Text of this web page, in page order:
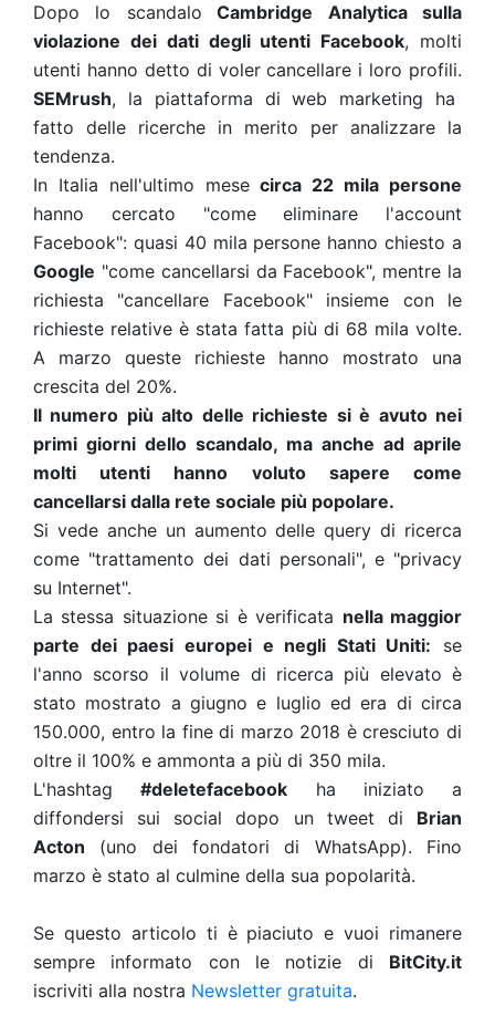
Dopo lo scandalo Cambridge Analytica sulla
violazione dei dati degli utenti Facebook, molti
utenti hanno detto di voler cancellare i loro profili.
SEMrush, la piattaforma di web marketing ha
fatto delle ricerche in merito per analizzare la
tendenza.
In Italia nell'ultimo mese circa 22 mila persone
hanno cercato "come eliminare l'account
Facebook": quasi 40 mila persone hanno chiesto a
Google "come cancellarsi da Facebook", mentre la
richiesta "cancellare Facebook" insieme con le
richieste relative è stata fatta più di 68 mila volte.
A marzo queste richieste hanno mostrato una
crescita del 20%.
Il numero più alto delle richieste si è avuto nei
primi giorni dello scandalo, ma anche ad aprile
molti utenti hanno voluto sapere come
cancellarsi dalla rete sociale più popolare.
Si vede anche un aumento delle query di ricerca
come "trattamento dei dati personali", e "privacy
su Internet".
La stessa situazione si è verificata nella maggior
parte dei paesi europei e negli Stati Uniti: se
l'anno scorso il volume di ricerca più elevato è
stato mostrato a giugno e luglio ed era di circa
150.000, entro la fine di marzo 2018 è cresciuto di
oltre il 100% e ammonta a più di 350 mila.
L'hashtag#deletefacebook ha iniziato a
diffondersi sui social dopo un tweet di Brian
Acton (uno dei fondatori di WhatsApp). Fino
marzo è stato al culmine della sua popolarità.
Se questo articolo ti è piaciuto e vuoi rimanere
sempre informato con le notizie di BitCity.it
iscriviti alla nostra Newsletter gratuita.